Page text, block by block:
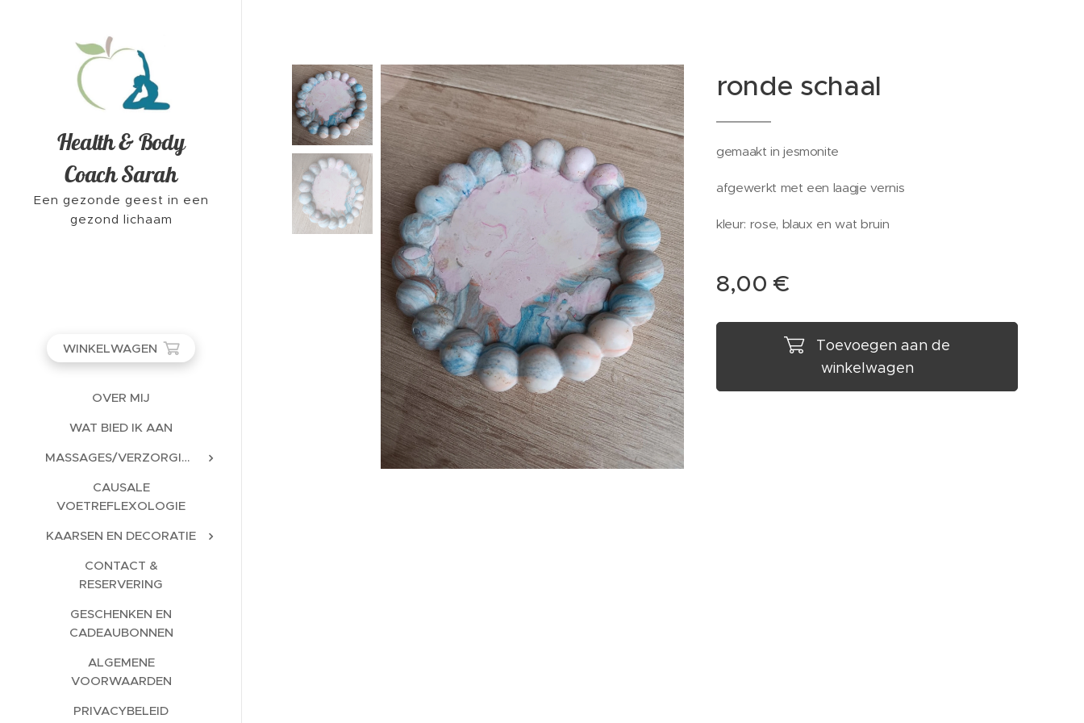
Health & Body
Coach Sarah
Een gezonde geest in een
gezond lichaam
WINKELWAGEN
OVER MIJ
WAT BIED IK AAN
MASSAGES/VERZORGINGEN
CAUSALE
VOETREFLEXOLOGIE
KAARSEN EN DECORATIE
CONTACT &
RESERVERING
GESCHENKEN EN
CADEAUBONNEN
ALGEMENE
VOORWAARDEN
PRIVACYBELEID
ronde schaal
gemaakt in jesmonite
afgewerkt met een laagje vernis
kleur: rose, blaux en wat bruin
8,00 €
Toevoegen aan de
winkelwagen